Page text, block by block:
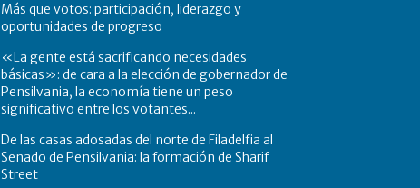
Más que votos: participación, liderazgo y
oportunidades de progreso
«La gente está sacrificando necesidades
básicas»: de cara a la elección de gobernador de
Pensilvania, la economía tiene un peso
significativo entre los votantes...
De las casas adosadas del norte de Filadelfia al
Senado de Pensilvania: la formación de Sharif
Street